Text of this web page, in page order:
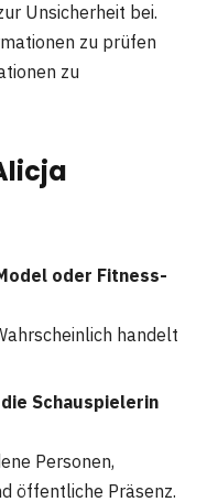
Unsicherheit bei.
zu prüfen
zu
oder Fitness-
handelt
Schauspielerin
Personen,
öffentliche Präsenz.